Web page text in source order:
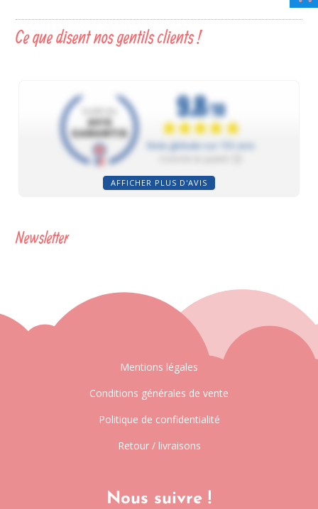
Ce que disent nos gentils clients !
AFFICHER PLUS D'AVIS
Newsletter
Mentions légales
Conditions générales de vente
Politique de confidentialité
Retour / livraisons
Nous suivre !